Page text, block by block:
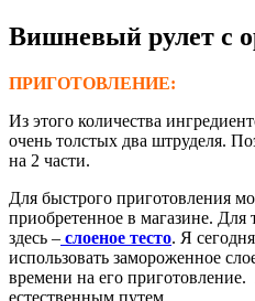
Вишневый рулет с
ПРИГОТОВЛЕНИЕ:
Из этого количества
очень толстых два штруделя.
на 2 части.
Для быстрого приготовления
приобретенное в магазине. Для
здесь – слоеное тесто. Я
использовать замороженное
времени на его
естественным путем.